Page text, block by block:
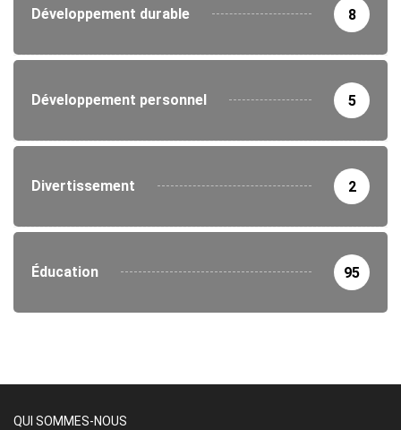
Développement durable 8
Développement personnel 5
Divertissement 2
Éducation 95
QUI SOMMES-NOUS